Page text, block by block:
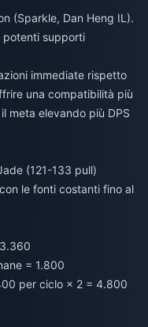
(Sparkle, Dan Heng IL).
potenti supporti
immediate rispetto
una compatibilità più
meta elevando più DPS
(121-133 pull)
le fonti costanti fino al
= 1.800
per ciclo × 2 = 4.800